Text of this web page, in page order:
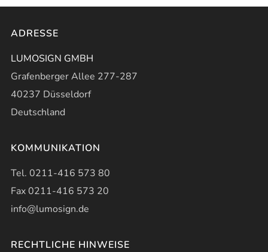
ADRESSE
LUMOSIGN GMBH
Grafenberger Allee 277-287
40237 Düsseldorf
Deutschland
KOMMUNIKATION
Tel. 0211-416 573 80
Fax 0211-416 573 20
info@lumosign.de
RECHTLICHE HINWEISE